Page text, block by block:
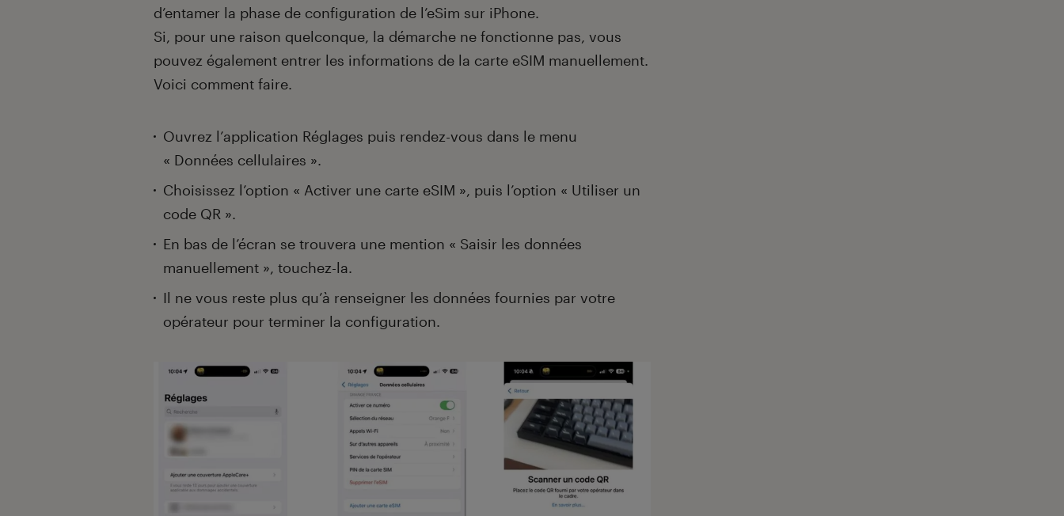
d’entamer la phase de configuration de l’eSim sur iPhone.
Si, pour une raison quelconque, la démarche ne fonctionne pas, vous
pouvez également entrer les informations de la carte eSIM manuellement.
Voici comment faire.
Ouvrez l’application Réglages puis rendez-vous dans le menu
« Données cellulaires ».
Choisissez l’option « Activer une carte eSIM », puis l’option « Utiliser un
code QR ».
En bas de l’écran se trouvera une mention « Saisir les données
manuellement », touchez-la.
Il ne vous reste plus qu’à renseigner les données fournies par votre
opérateur pour terminer la configuration.